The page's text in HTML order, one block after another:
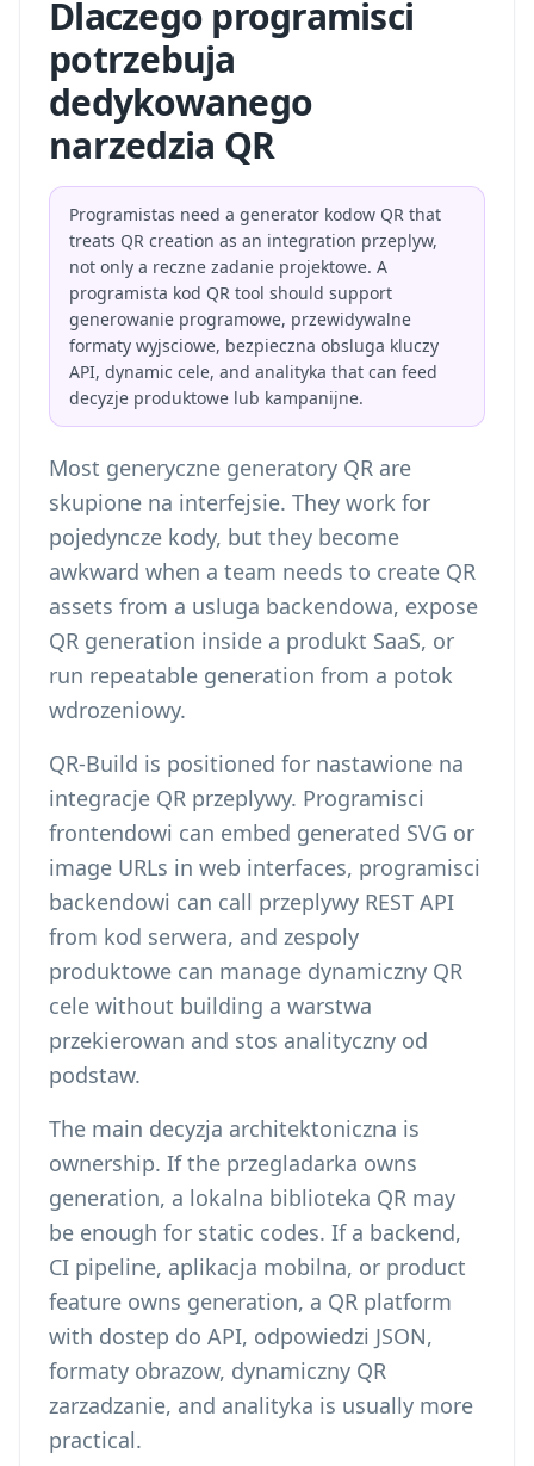
Dlaczego programisci
potrzebuja
dedykowanego
narzedzia QR
Programistas need a generator kodow QR that
treats QR creation as an integration przeplyw,
not only a reczne zadanie projektowe. A
programista kod QR tool should support
generowanie programowe, przewidywalne
formaty wyjsciowe, bezpieczna obsluga kluczy
API, dynamic cele, and analityka that can feed
decyzje produktowe lub kampanijne.
Most generyczne generatory QR are
skupione na interfejsie. They work for
pojedyncze kody, but they become
awkward when a team needs to create QR
assets from a usluga backendowa, expose
QR generation inside a produkt SaaS, or
run repeatable generation from a potok
wdrozeniowy.
QR-Build is positioned for nastawione na
integracje QR przeplywy. Programisci
frontendowi can embed generated SVG or
image URLs in web interfaces, programisci
backendowi can call przeplywy REST API
from kod serwera, and zespoly
produktowe can manage dynamiczny QR
cele without building a warstwa
przekierowan and stos analityczny od
podstaw.
The main decyzja architektoniczna is
ownership. If the przegladarka owns
generation, a lokalna biblioteka QR may
be enough for static codes. If a backend,
CI pipeline, aplikacja mobilna, or product
feature owns generation, a QR platform
with dostep do API, odpowiedzi JSON,
formaty obrazow, dynamiczny QR
zarzadzanie, and analityka is usually more
practical.